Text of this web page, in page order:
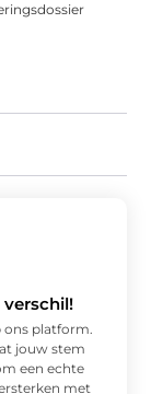
verschil!
platform.
jouw stem
een echte
met